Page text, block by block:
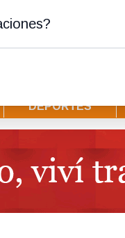
DEPORTES